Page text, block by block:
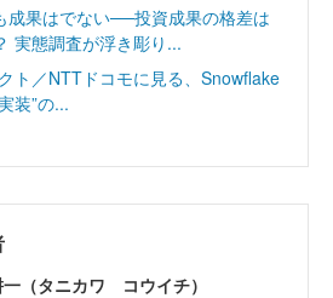
成果はでない──投資成果の格差は
実態調査が浮き彫り...
ト／NTTドコモに見る、Snowflake
装”の...
（タニカワ コウイチ）